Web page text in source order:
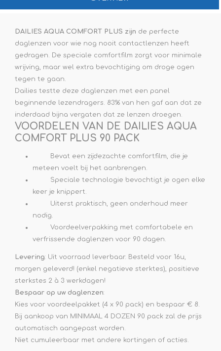
DAILIES AQUA COMFORT PLUS zijn de perfecte
daglenzen voor wie nog nooit contactlenzen heeft
gedragen. De speciale comfortfilm zorgt voor minimale
wrijving, maar wel extra bevochtiging om droge ogen
tegen te gaan.
Dailies testte deze daglenzen met een panel
beginnende lezendragers. 83% van hen gaf aan dat ze
inderdaad bijna vergaten dat ze lenzen droegen.
VOORDELEN VAN DE DAILIES AQUA
COMFORT PLUS 90 PACK
Bevat een zijdezachte comfortfilm, die je
meteen voelt bij het aanbrengen.
Speciale technologie bevochtigt je ogen elke
keer je knippert.
Uiterst praktisch, geen onderhoud meer
nodig.
Voordeelverpakking met comfortabele en
verfrissende daglenzen voor 90 dagen.
Levering: Uit voorraad leverbaar. Besteld voor 16u,
morgen geleverd! (enkel negatieve sterktes), positieve
sterkstes 2 à 3 werkdagen!
Bespaar op uw daglenzen:
Kies voor voordeelpakket (4 x 90 pack) en bespaar € 8.
Bij aankoop van MINIMAAL 4 DOZEN 90 pack zal de prijs
automatisch aangepast worden.
Niet cumuleerbaar met andere kortingen of acties.